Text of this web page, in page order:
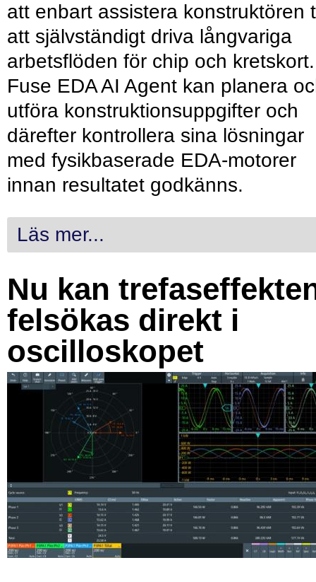
att enbart assistera konstruktören
att självständigt driva långvariga
arbetsflöden för chip och kretskort.
Fuse EDA AI Agent kan planera
utföra konstruktionsuppgifter och
därefter kontrollera sina lösningar
med fysikbaserade EDA-motorer
innan resultatet godkänns.
Läs mer...
Nu kan
felsökas direkt i
oscilloskopet